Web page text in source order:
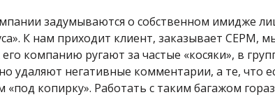
задумываются о собственном имидже
К нам приходит клиент, заказывает СЕРМ,
компанию ругают за частые «косяки», в
удаляют негативные комментарии, а те, что
копирку». Работать с таким багажом